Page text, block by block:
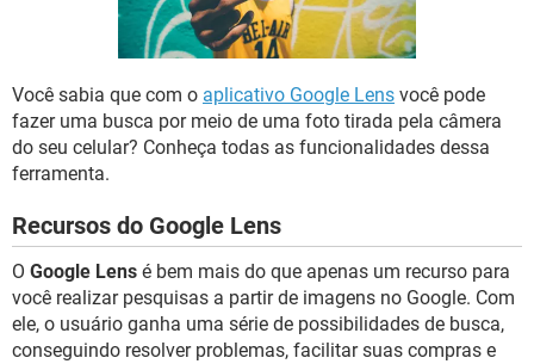
Você sabia que com o aplicativo Google Lens você pode
fazer uma busca por meio de uma foto tirada pela câmera
do seu celular? Conheça todas as funcionalidades dessa
ferramenta.
Recursos do Google Lens
O Google Lens é bem mais do que apenas um recurso para
você realizar pesquisas a partir de imagens no Google. Com
ele, o usuário ganha uma série de possibilidades de busca,
conseguindo resolver problemas, facilitar suas compras e